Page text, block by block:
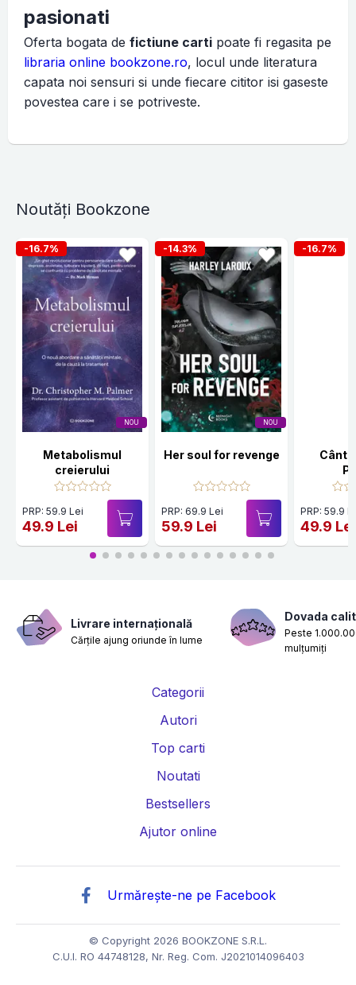
pasionati
Oferta bogata de fictiune carti poate fi regasita pe
libraria online bookzone.ro, locul unde literatura
capata noi sensuri si unde fiecare cititor isi gaseste
povestea care i se potriveste.
Noutăți Bookzone
NOU
-16.7%
Metabolismul
creierului
PRP: 59.9 Lei
49.9 Lei
NOU
-14.3%
Her soul for revenge
PRP: 69.9 Lei
59.9 Lei
-16.7%
PRP: 59.9
49.9 Lei
Livrare internațională
Cărțile ajung oriunde în lume
Dovada
Peste
mulțumiți
Categorii
Autori
Top carti
Noutati
Bestsellers
Ajutor online
Urmărește-ne pe Facebook
© Copyright 2026 BOOKZONE S.R.L.
C.U.I. RO 44748128, Nr. Reg. Com. J2021014096403